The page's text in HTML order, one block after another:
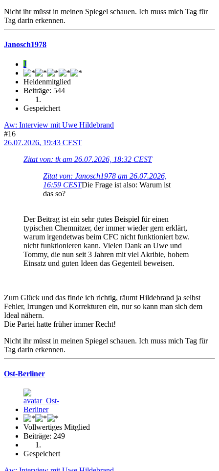
Nicht ihr müsst in meinen Spiegel schauen. Ich muss mich Tag für
Tag darin erkennen.
Janosch1978
J
Heldenmitglied
Beiträge: 544
Gespeichert
Aw: Interview mit Uwe Hildebrand
#16
26.07.2026, 19:43 CEST
Zitat von: tk am 26.07.2026, 18:32 CEST
Zitat von: Janosch1978 am 26.07.2026,
16:59 CESTDie Frage ist also: Warum ist
das so?
Der Beitrag ist ein sehr gutes Beispiel für einen
typischen Chemnitzer, der immer wieder gern erklärt,
warum irgendetwas beim CFC nicht funktioniert bzw.
nicht funktionieren kann. Vielen Dank an Uwe und
Tommy, die nun seit 3 Jahren mit viel Akribie, hohem
Einsatz und guten Ideen das Gegenteil beweisen.
Zum Glück und das finde ich richtig, räumt Hildebrand ja selbst
Fehler, Irrungen und Korrekturen ein, nur so kann man sich dem
Ideal nähern.
Die Partei hatte früher immer Recht!
Nicht ihr müsst in meinen Spiegel schauen. Ich muss mich Tag für
Tag darin erkennen.
Ost-Berliner
Vollwertiges Mitglied
Beiträge: 249
Gespeichert